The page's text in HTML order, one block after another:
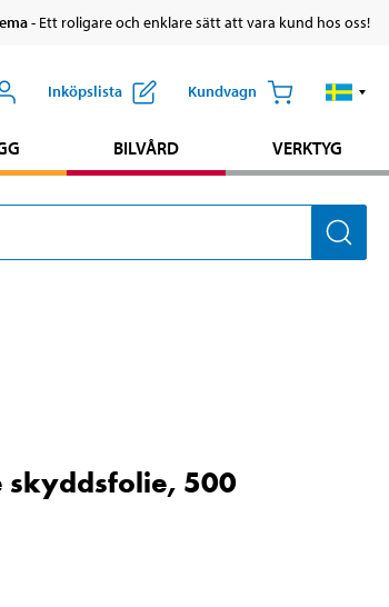
- Ett roligare och enklare sätt att vara kund hos oss!
Inköpslista Kundvagn
BILVÅRD VERKTYG
skyddsfolie, 500